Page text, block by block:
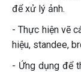
để xử lý ảnh.
- Thực hiện vẽ
hiệu, standee,
- Ứng dụng để